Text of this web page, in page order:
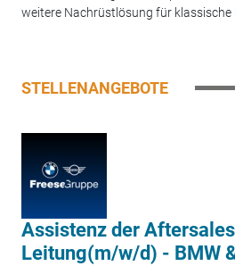
weitere Nachrüstlösung für klassische
STELLENANGEBOTE
Assistenz der
Leitung(m/w/d) - BMW &